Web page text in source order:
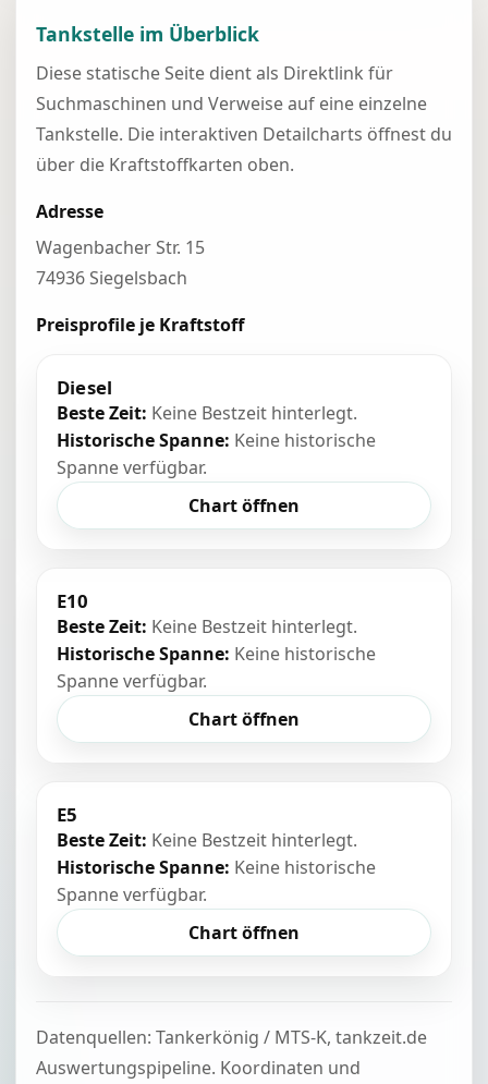
Tankstelle im Überblick
Diese statische Seite dient als Direktlink für
Suchmaschinen und Verweise auf eine einzelne
Tankstelle. Die interaktiven Detailcharts öffnest du
über die Kraftstoffkarten oben.
Adresse
Wagenbacher Str. 15
74936 Siegelsbach
Preisprofile je Kraftstoff
Diesel
Beste Zeit: Keine Bestzeit hinterlegt.
Historische Spanne: Keine historische
Spanne verfügbar.
Chart öffnen
E10
Beste Zeit: Keine Bestzeit hinterlegt.
Historische Spanne: Keine historische
Spanne verfügbar.
Chart öffnen
E5
Beste Zeit: Keine Bestzeit hinterlegt.
Historische Spanne: Keine historische
Spanne verfügbar.
Chart öffnen
Datenquellen: Tankerkönig / MTS-K, tankzeit.de
Auswertungspipeline. Koordinaten und